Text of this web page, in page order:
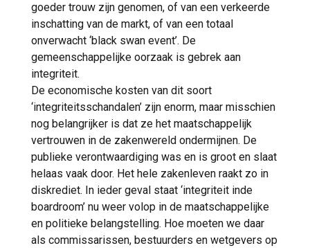
goeder trouw zijn genomen, of van een verkeerde
inschatting van de markt, of van een totaal
onverwacht ‘black swan event’. De
gemeenschappelijke oorzaak is gebrek aan
integriteit.
De economische kosten van dit soort
‘integriteitsschandalen’ zijn enorm, maar misschien
nog belangrijker is dat ze het maatschappelijk
vertrouwen in de zakenwereld ondermijnen. De
publieke verontwaardiging was en is groot en slaat
helaas vaak door. Het hele zakenleven raakt zo in
diskrediet. In ieder geval staat ‘integriteit inde
boardroom’ nu weer volop in de maatschappelijke
en politieke belangstelling. Hoe moeten we daar
als commissarissen, bestuurders en wetgevers op